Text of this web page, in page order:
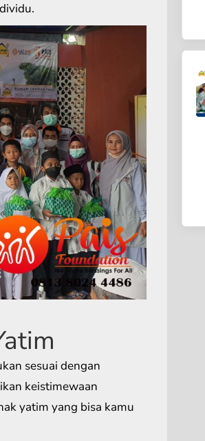
sesuai dengan
keistimewaan
yatim yang bisa kamu